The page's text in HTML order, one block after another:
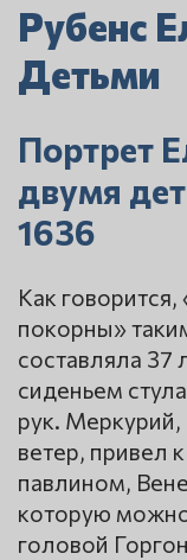
Рубенс
Детьми
Портрет
двумя
1636
Как
покорны»
составляла 37
сиденьем
рук.
ветер, привел
павлином,
которую
головой